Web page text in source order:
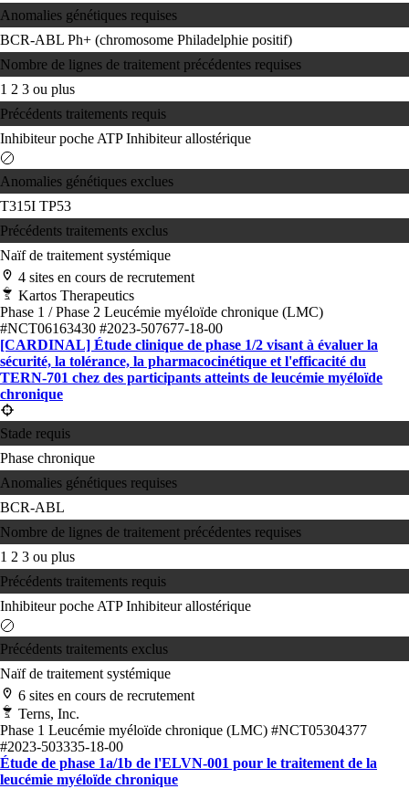
Anomalies génétiques requises
BCR-ABL Ph+ (chromosome Philadelphie positif)
Nombre de lignes de traitement précédentes requises
1 2 3 ou plus
Précédents traitements requis
Inhibiteur poche ATPInhibiteur allostérique
Anomalies génétiques exclues
T315I TP53
Précédents traitements exclus
Naïf de traitement systémique
4 sites en cours de recrutement
Kartos Therapeutics
Phase 1 / Phase 2 Leucémie myéloïde chronique (LMC)
#NCT06163430 #2023-507677-18-00
[CARDINAL] Étude clinique de phase 1/2 visant à évaluer la
sécurité, la tolérance, la pharmacocinétique et l'efficacité du
TERN-701 chez des participants atteints de leucémie myéloïde
chronique
Stade requis
Phase chronique
Anomalies génétiques requises
BCR-ABL
Nombre de lignes de traitement précédentes requises
1 2 3 ou plus
Précédents traitements requis
Inhibiteur poche ATPInhibiteur allostérique
Précédents traitements exclus
Naïf de traitement systémique
6 sites en cours de recrutement
Terns, Inc.
Phase 1 Leucémie myéloïde chronique (LMC) #NCT05304377
#2023-503335-18-00
Étude de phase 1a/1b de l'ELVN-001 pour le traitement de la
leucémie myéloïde chronique